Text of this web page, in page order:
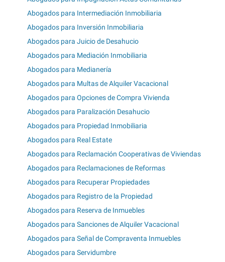
Abogados para Intermediación Inmobiliaria
Abogados para Inversión Inmobiliaria
Abogados para Juicio de Desahucio
Abogados para Mediación Inmobiliaria
Abogados para Medianería
Abogados para Multas de Alquiler Vacacional
Abogados para Opciones de Compra Vivienda
Abogados para Paralización Desahucio
Abogados para Propiedad Inmobiliaria
Abogados para Real Estate
Abogados para Reclamación Cooperativas de Viviendas
Abogados para Reclamaciones de Reformas
Abogados para Recuperar Propiedades
Abogados para Registro de la Propiedad
Abogados para Reserva de Inmuebles
Abogados para Sanciones de Alquiler Vacacional
Abogados para Señal de Compraventa Inmuebles
Abogados para Servidumbre